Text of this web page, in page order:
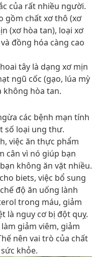
của rất nhiều người.
gồm chất xơ thô (xơ
(xơ hòa tan), loại xơ
đồng hóa càng cao
tây là dạng xơ mịn
ngũ cốc (gạo, lúa mỳ
không hòa tan.
các bệnh mạn tính
số loại ung thư.
việc ăn thực phẩm
cân vì nó giúp bạn
không ăn vặt nhiều.
biets, việc bổ sung
độ ăn uống lành
trong máu, giảm
là nguy cơ bị đột quỵ.
giảm viêm, giảm
nên vai trò của chất
khỏe.